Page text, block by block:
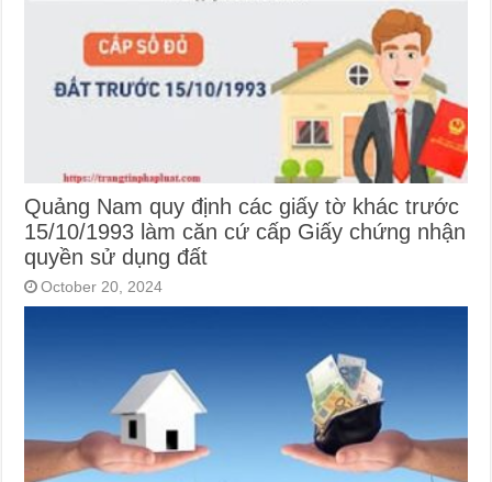
Quảng Nam quy định các giấy tờ khác trước
15/10/1993 làm căn cứ cấp Giấy chứng nhận
quyền sử dụng đất
October 20, 2024